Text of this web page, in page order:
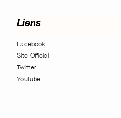
Liens
Facebook
Site Officiel
Twitter
Youtube